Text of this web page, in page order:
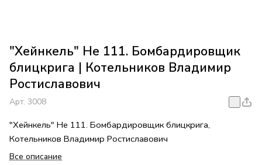
"Хейнкель" He 111. Бомбардировщик
блицкрига | Котельников Владимир
Ростиславович
Арт. 3008
"Хейнкель" He 111. Бомбардировщик блицкрига,
Котельников Владимир Ростиславович
Все описание